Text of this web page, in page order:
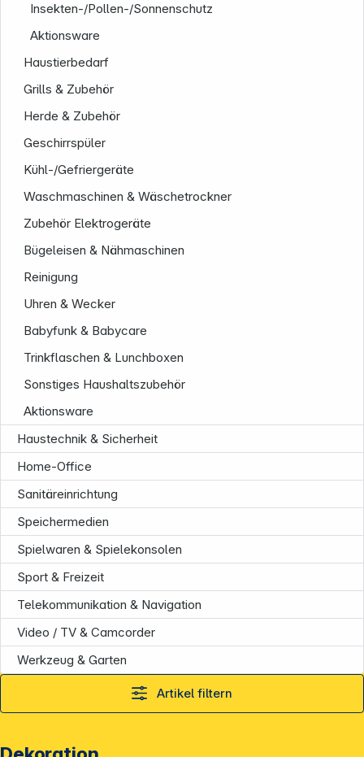
Insekten-/Pollen-/Sonnenschutz
Aktionsware
Haustierbedarf
Grills & Zubehör
Herde & Zubehör
Geschirrspüler
Kühl-/Gefriergeräte
Waschmaschinen & Wäschetrockner
Zubehör Elektrogeräte
Bügeleisen & Nähmaschinen
Reinigung
Uhren & Wecker
Babyfunk & Babycare
Trinkflaschen & Lunchboxen
Sonstiges Haushaltszubehör
Aktionsware
Haustechnik & Sicherheit
Home-Office
Sanitäreinrichtung
Speichermedien
Spielwaren & Spielekonsolen
Sport & Freizeit
Telekommunikation & Navigation
Video / TV & Camcorder
Werkzeug & Garten
Artikel filtern
Informationen